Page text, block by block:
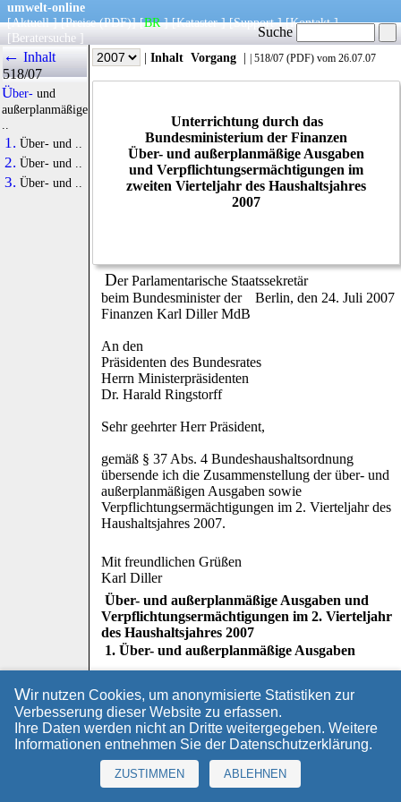
umwelt-online
[Aktuell] [Preise (PDF)] [BR] [Kataster] [Support] [Kontakt]
[ Beratersuche ]
|Info | Inhalt Vorgang | 518/07 (PDF) vom 26.07.07
Unterrichtung durch das
Bundesministerium der Finanzen
Über- und außerplanmäßige Ausgaben
und Verpflichtungsermächtigungen im
zweiten Vierteljahr des Haushaltsjahres
2007
Der Parlamentarische Staatssekretär
Berlin, den 24. Juli 2007
beim Bundesminister der
Finanzen Karl Diller MdB
An den
Präsidenten des Bundesrates
Herrn Ministerpräsidenten
Dr. Harald Ringstorff
Sehr geehrter Herr Präsident,
gemäß § 37 Abs. 4 Bundeshaushaltsordnung
übersende ich die Zusammenstellung der über- und
außerplanmäßigen Ausgaben sowie
Verpflichtungsermächtigungen im 2. Vierteljahr des
Haushaltsjahres 2007.
Mit freundlichen Grüßen
Karl Diller
Über- und außerplanmäßige Ausgaben und
Verpflichtungsermächtigungen im 2. Vierteljahr
des Haushaltsjahres 2007
1. Über- und außerplanmäßige Ausgaben
Einzelplan/
Kapitel/
Titel
Einzelplan- /
Kapitelbezeichnung /
Zweckbestimmung
Begründung der über-
und außerplanmäßigen
Ansatz laut
Haushaltsplan
2007 T€
← Inhalt
518/07
Über-und
außerplanmäßige
1. Über- und ..
2. Über- und ..
3. Über- und ..
Suche
Wir nutzen Cookies, um anonymisierte Statistiken zur
Verbesserung dieser Website zu erfassen.
Ihre Daten werden nicht an Dritte weitergegeben. Weitere
Informationen entnehmen Sie der Datenschutzerklärung.
ZUSTIMMEN ABLEHNEN